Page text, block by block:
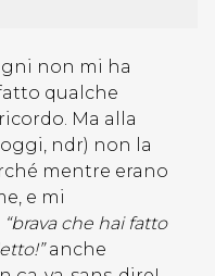
non mi ha
qualche
Ma alla
ndr) non la
mentre erano
e mi
“brava che hai fatto
anche